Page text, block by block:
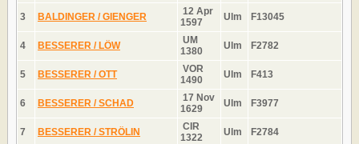
3 BALDINGER / GIENGER
12 Apr
1597
Ulm F13045
4 BESSERER / LÖW
UM
1380
Ulm F2782
5 BESSERER / OTT
VOR
1490
Ulm F413
6 BESSERER / SCHAD
17 Nov
1629
Ulm F3977
7 BESSERER / STRÖLIN
CIR
1322
Ulm F2784